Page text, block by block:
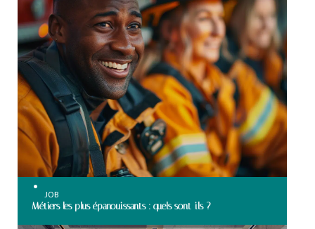
JOB
Métiers les plus épanouissants : quels sont-ils ?